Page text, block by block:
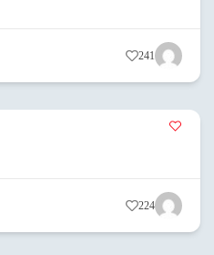
241
224